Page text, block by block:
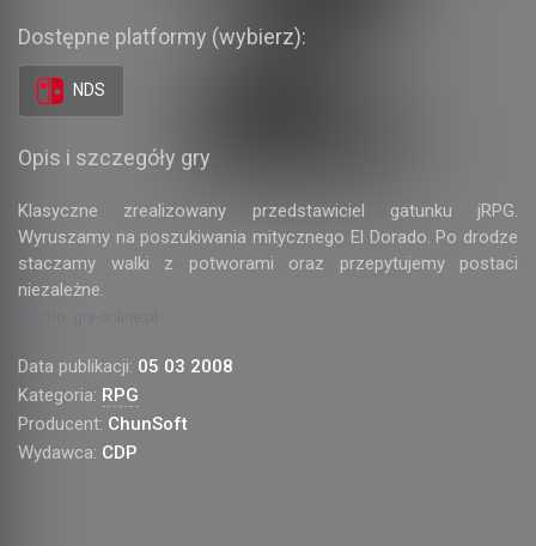
Dostępne platformy (wybierz):
NDS
Opis i szczegóły gry
Klasyczne zrealizowany przedstawiciel gatunku jRPG.
Wyruszamy na poszukiwania mitycznego El Dorado. Po drodze
staczamy walki z potworami oraz przepytujemy postaci
niezależne.
Data publikacji: 05 03 2008
Kategoria: RPG
Producent: ChunSoft
Wydawca: CDP